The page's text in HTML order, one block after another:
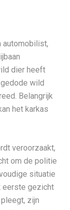
automobilist,
dier heeft
wild
Belangrijk
het karkas
veroorzaakt,
om de politie
situatie
eerste gezicht
zijn